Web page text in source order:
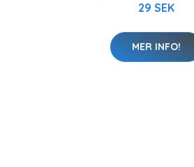
29 SEK
MER INFO!